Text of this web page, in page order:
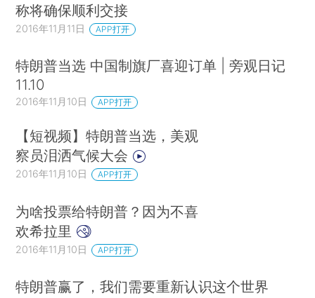
称将确保顺利交接
2016年11月11日 APP打开
特朗普当选 中国制旗厂喜迎订单 | 旁观日记
11.10
2016年11月10日 APP打开
【短视频】特朗普当选，美观
察员泪洒气候大会
2016年11月10日 APP打开
为啥投票给特朗普？因为不喜
欢希拉里
2016年11月10日 APP打开
特朗普赢了，我们需要重新认识这个世界